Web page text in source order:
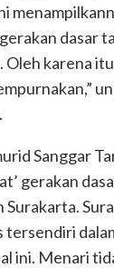
dasar
Oleh karena
Sanggar
gerakan
Surakarta.
tersendiri
ini. Menari